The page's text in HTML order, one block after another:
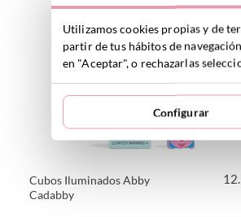
Cubos Iluminados Abby
Cadabby
Utilizamos cookies propias y de
partir de tus hábitos de
en "Aceptar", o rechazarlas
Configurar